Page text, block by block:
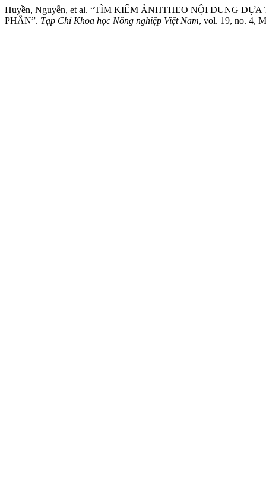
Huyền, Nguyễn, et al. “TÌM KIẾM ẢNHTHEO NỘI DUNG
PHÂN”. Tạp Chí Khoa học Nông nghiệp Việt Nam, vol. 19, no. 4,